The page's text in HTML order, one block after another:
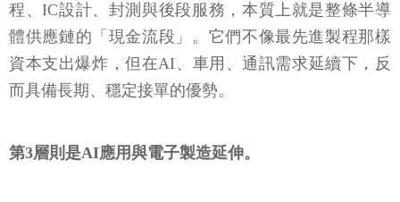
程、IC設計、封測與後段服務，本質上就是整條半導
體供應鏈的「現金流段」。它們不像最先進製程那樣
資本支出爆炸，但在AI、車用、通訊需求延續下，反
而具備長期、穩定接單的優勢。
第3層則是AI應用與電子製造延伸。